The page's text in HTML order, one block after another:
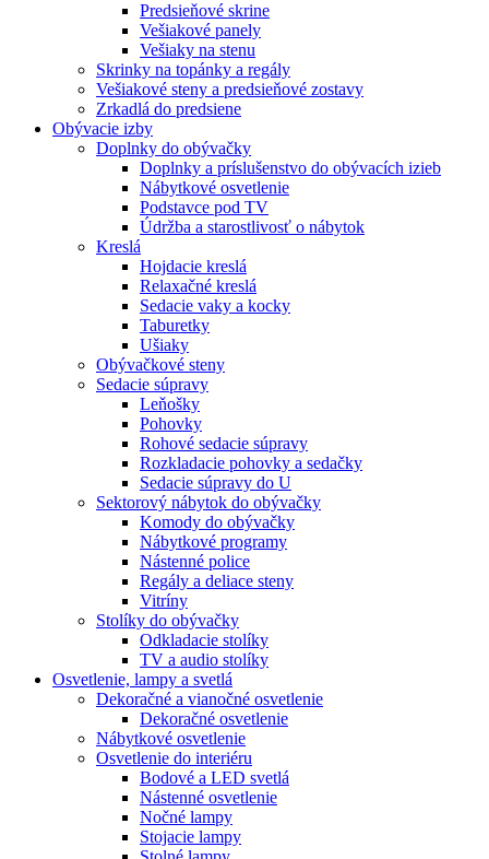
Predsieňové skrine
Vešiakové panely
Vešiaky na stenu
Skrinky na topánky a regály
Vešiakové steny a predsieňové zostavy
Zrkadlá do predsiene
Obývacie izby
Doplnky do obývačky
Doplnky a príslušenstvo do obývacích izieb
Nábytkové osvetlenie
Podstavce pod TV
Údržba a starostlivosť o nábytok
Kreslá
Hojdacie kreslá
Relaxačné kreslá
Sedacie vaky a kocky
Taburetky
Ušiaky
Obývačkové steny
Sedacie súpravy
Leňošky
Pohovky
Rohové sedacie súpravy
Rozkladacie pohovky a sedačky
Sedacie súpravy do U
Sektorový nábytok do obývačky
Komody do obývačky
Nábytkové programy
Nástenné police
Regály a deliace steny
Vitríny
Stolíky do obývačky
Odkladacie stolíky
TV a audio stolíky
Osvetlenie, lampy a svetlá
Dekoračné a vianočné osvetlenie
Dekoračné osvetlenie
Nábytkové osvetlenie
Osvetlenie do interiéru
Bodové a LED svetlá
Nástenné osvetlenie
Nočné lampy
Stojacie lampy